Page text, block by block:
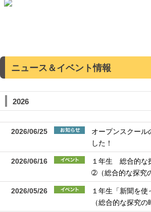
ニュース＆イベント情報
2026
2026/06/25
オープンスクール
した！
2026/06/16
１年生 総合的な
➁（総合的な探究
2026/05/26
１年生「新聞を使
（総合的な探究の